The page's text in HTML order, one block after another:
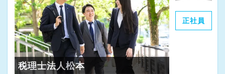
正社員
税理士法人松本